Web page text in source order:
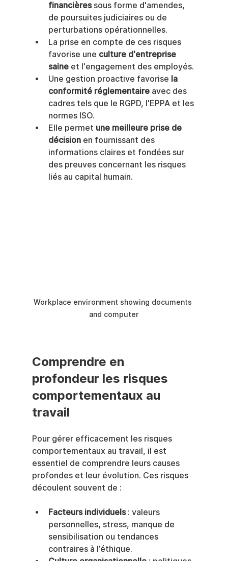
financières sous forme d'amendes,
de poursuites judiciaires ou de
perturbations opérationnelles.
La prise en compte de ces risques
favorise une culture d'entreprise
saine et l'engagement des employés.
Une gestion proactive favorise la
conformité réglementaire avec des
cadres tels que le RGPD, l'EPPA et les
normes ISO.
Elle permet une meilleure prise de
décision en fournissant des
informations claires et fondées sur
des preuves concernant les risques
liés au capital humain.
Workplace environment showing documents
and computer
Comprendre en
profondeur les risques
comportementaux au
travail
Pour gérer efficacement les risques
comportementaux au travail, il est
essentiel de comprendre leurs causes
profondes et leur évolution. Ces risques
découlent souvent de :
Facteurs individuels : valeurs
personnelles, stress, manque de
sensibilisation ou tendances
contraires à l’éthique.